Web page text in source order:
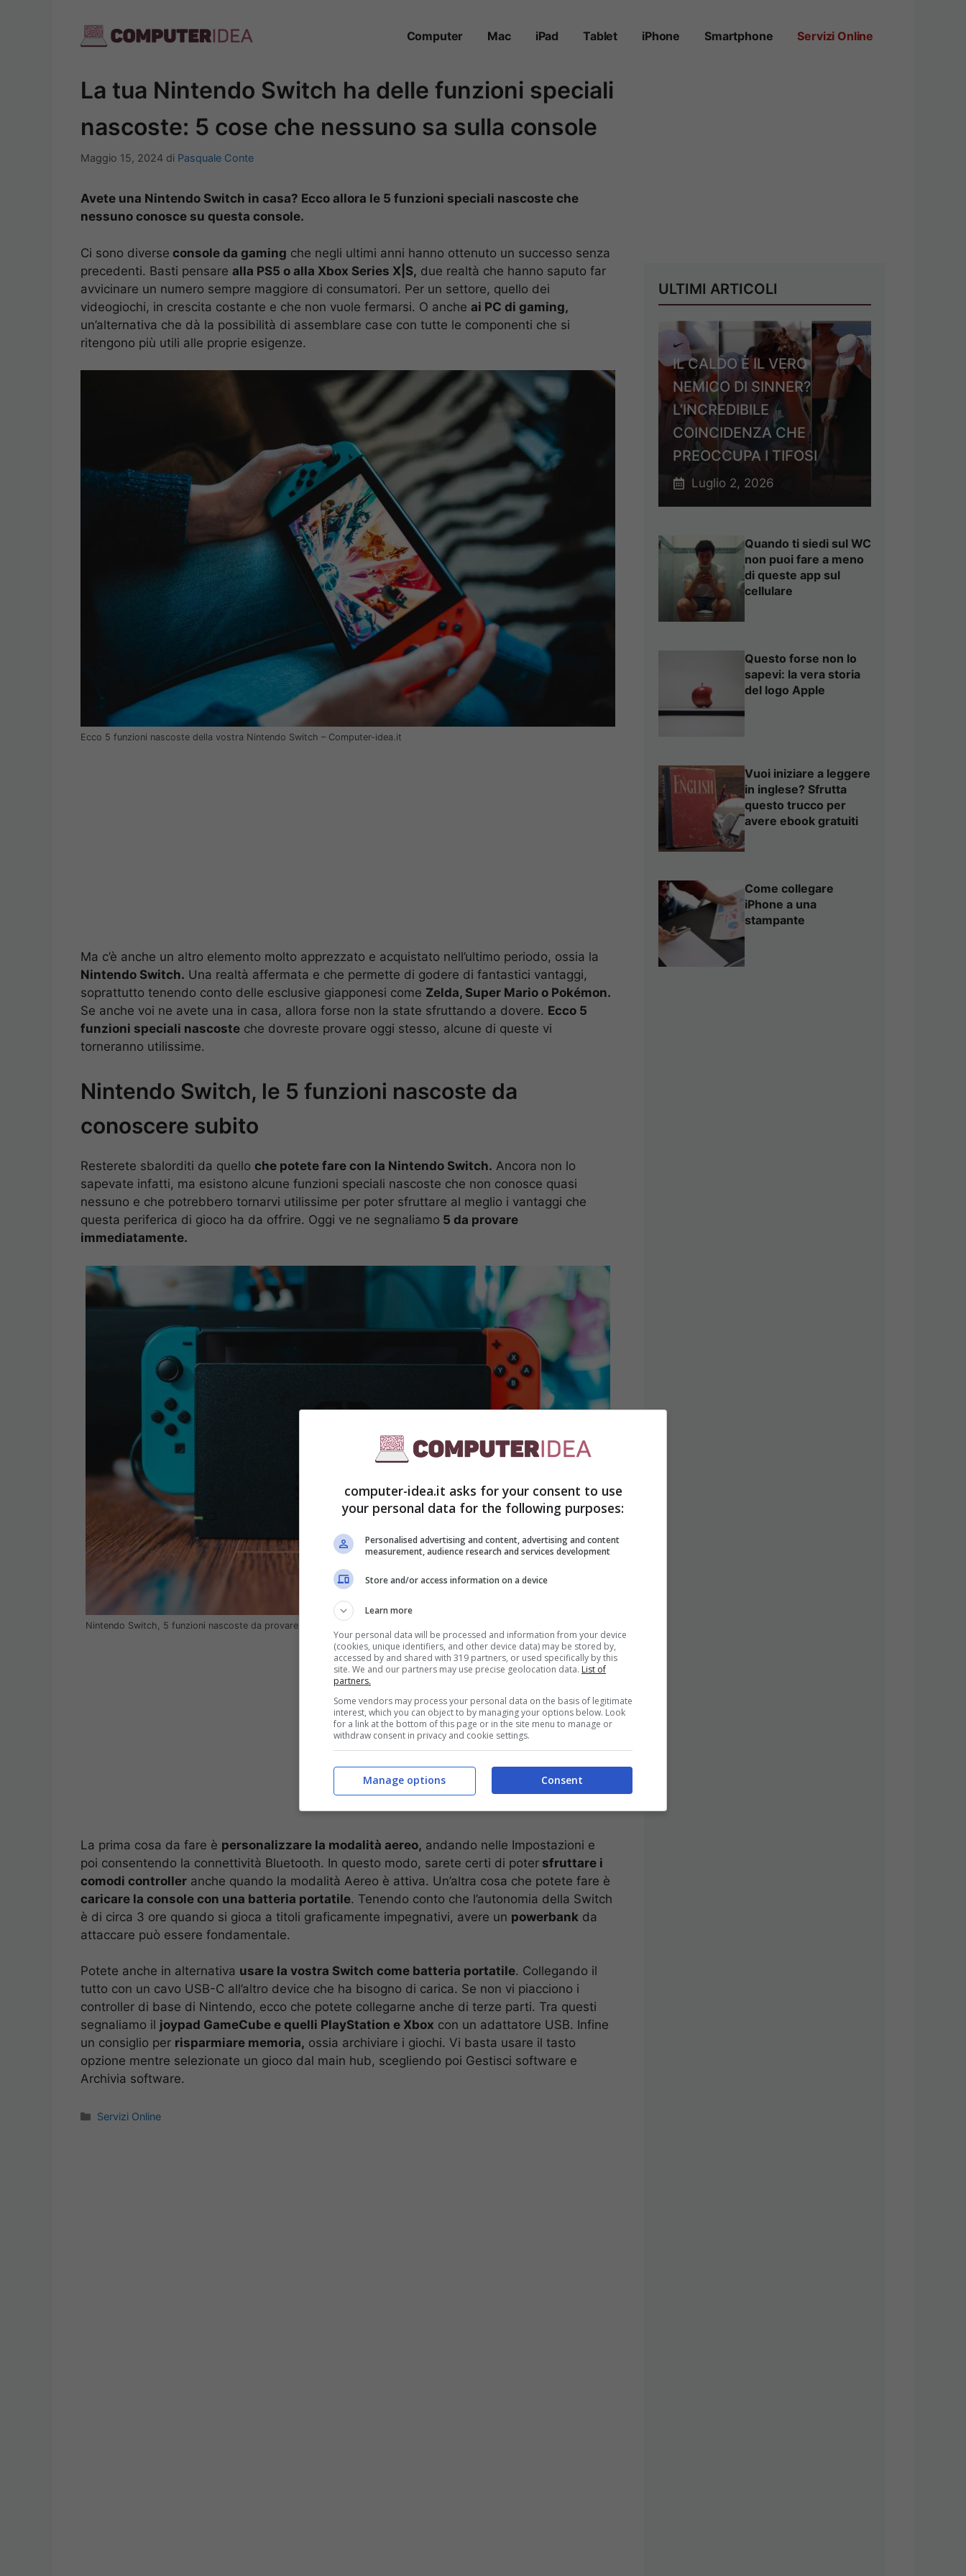
Computer Mac iPad Tablet iPhone Smartphone Servizi Online
La tua Nintendo Switch ha delle funzioni speciali
nascoste: 5 cose che nessuno sa sulla console
Maggio 15, 2024 di Pasquale Conte
Avete una Nintendo Switch in casa? Ecco allora le 5 funzioni speciali nascoste che
nessuno conosce su questa console.
Ci sono diverse console da gaming che negli ultimi anni hanno ottenuto un successo senza
precedenti. Basti pensare alla PS5 o alla Xbox Series X|S, due realtà che hanno saputo far
avvicinare un numero sempre maggiore di consumatori. Per un settore, quello dei
videogiochi, in crescita costante e che non vuole fermarsi. O anche ai PC di gaming,
un’alternativa che dà la possibilità di assemblare case con tutte le componenti che si
ritengono più utili alle proprie esigenze.
Ecco 5 funzioni nascoste della vostra Nintendo Switch – Computer-idea.it
Ma c’è anche un altro elemento molto apprezzato e acquistato nell’ultimo periodo, ossia la
Nintendo Switch. Una realtà affermata e che permette di godere di fantastici vantaggi,
soprattutto tenendo conto delle esclusive giapponesi come Zelda, Super Mario o Pokémon.
Se anche voi ne avete una in casa, allora forse non la state sfruttando a dovere. Ecco 5
funzioni speciali nascoste che dovreste provare oggi stesso, alcune di queste vi
torneranno utilissime.
Nintendo Switch, le 5 funzioni nascoste da
conoscere subito
Resterete sbalorditi da quello che potete fare con la Nintendo Switch. Ancora non lo
sapevate infatti, ma esistono alcune funzioni speciali nascoste che non conosce quasi
nessuno e che potrebbero tornarvi utilissime per poter sfruttare al meglio i vantaggi che
questa periferica di gioco ha da offrire. Oggi ve ne segnaliamo 5 da provare
immediatamente.
Nintendo Switch, 5 funzioni nascoste da provare – Computer-idea.it
La prima cosa da fare è personalizzare la modalità aereo, andando nelle Impostazioni e
poi consentendo la connettività Bluetooth. In questo modo, sarete certi di poter sfruttare i
comodi controller anche quando la modalità Aereo è attiva. Un’altra cosa che potete fare è
caricare la console con una batteria portatile. Tenendo conto che l’autonomia della Switch
è di circa 3 ore quando si gioca a titoli graficamente impegnativi, avere un powerbank da
attaccare può essere fondamentale.
Potete anche in alternativa usare la vostra Switch come batteria portatile. Collegando il
tutto con un cavo USB-C all’altro device che ha bisogno di carica. Se non vi piacciono i
controller di base di Nintendo, ecco che potete collegarne anche di terze parti. Tra questi
segnaliamo il joypad GameCube e quelli PlayStation e Xbox con un adattatore USB. Infine
un consiglio per risparmiare memoria, ossia archiviare i giochi. Vi basta usare il tasto
opzione mentre selezionate un gioco dal main hub, scegliendo poi Gestisci software e
Archivia software.
Categorie
Servizi Online
ULTIMI ARTICOLI
IL CALDO È IL VERO
NEMICO DI SINNER?
L’INCREDIBILE
COINCIDENZA CHE
PREOCCUPA I TIFOSI
Luglio 2, 2026
Quando ti siedi sul WC
non puoi fare a meno
di queste app sul
cellulare
Questo forse non lo
sapevi: la vera storia
del logo Apple
Vuoi iniziare a leggere
in inglese? Sfrutta
questo trucco per
avere ebook gratuiti
Come collegare
iPhone a una
stampante
computer-idea.it asks for your consent to use
your personal data for the following purposes:
Personalised advertising and content, advertising and content
measurement, audience research and services development
Store and/or access information on a device
Learn more
Your personal data will be processed and information from your device
(cookies, unique identifiers, and other device data) may be stored by,
accessed by and shared with 319 partners, or used specifically by this
site. We and our partners may use precise geolocation data. List of
partners.
Some vendors may process your personal data on the basis of legitimate
interest, which you can object to by managing your options below. Look
for a link at the bottom of this page or in the site menu to manage or
withdraw consent in privacy and cookie settings.
Consent
Manage options